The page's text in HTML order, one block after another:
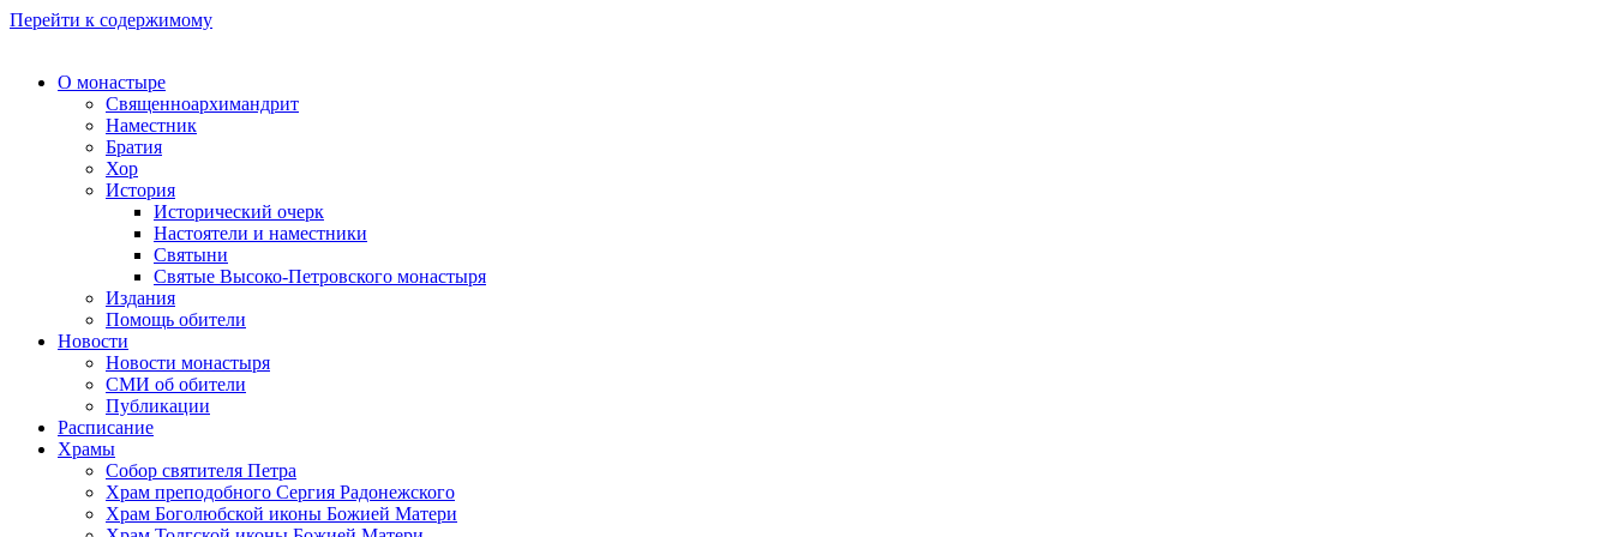
Перейти к содержимому
О монастыре
Священноархимандрит
Наместник
Братия
Хор
История
Исторический очерк
Настоятели и наместники
Святыни
Святые Высоко-Петровского монастыря
Издания
Помощь обители
Новости
Новости монастыря
СМИ об обители
Публикации
Расписание
Храмы
Собор святителя Петра
Храм преподобного Сергия Радонежского
Храм Боголюбской иконы Божией Матери